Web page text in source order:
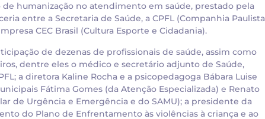
de humanização no atendimento em saúde, prestado pela
entre a Secretaria de Saúde, a CPFL (Companhia Paulista
CEC Brasil (Cultura Esporte e Cidadania).
de dezenas de profissionais de saúde, assim como
dentre eles o médico e secretário adjunto de Saúde,
a diretora Kaline Rocha e a psicopedagoga Bábara Luise
Fátima Gomes (da Atenção Especializada) e Renato
de Urgência e Emergência e do SAMU); a presidente da
do Plano de Enfrentamento às violências à criança e ao